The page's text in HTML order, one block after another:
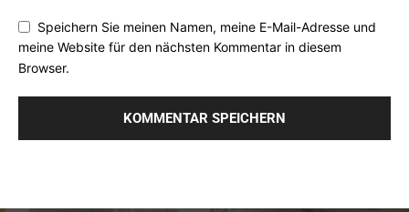
Speichern Sie meinen Namen, meine E-Mail-Adresse und
meine Website für den nächsten Kommentar in diesem
Browser.